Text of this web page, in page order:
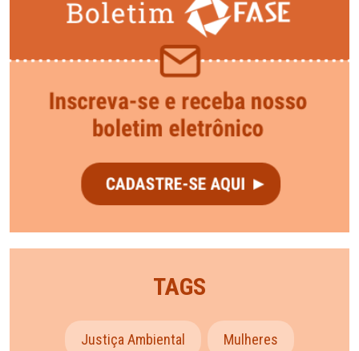
TAGS
Justiça Ambiental Mulheres